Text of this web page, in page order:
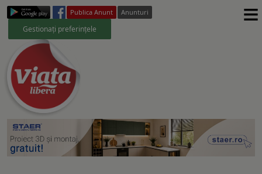
Publica Anunt Anunturi
Gestionați preferințele ≡